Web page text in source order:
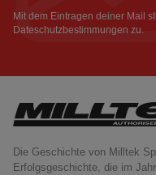
Mit dem Eintragen deiner Mail
Dateschutzbestimmungen zu.
Die Geschichte von Milltek
Erfolgsgeschichte, die im